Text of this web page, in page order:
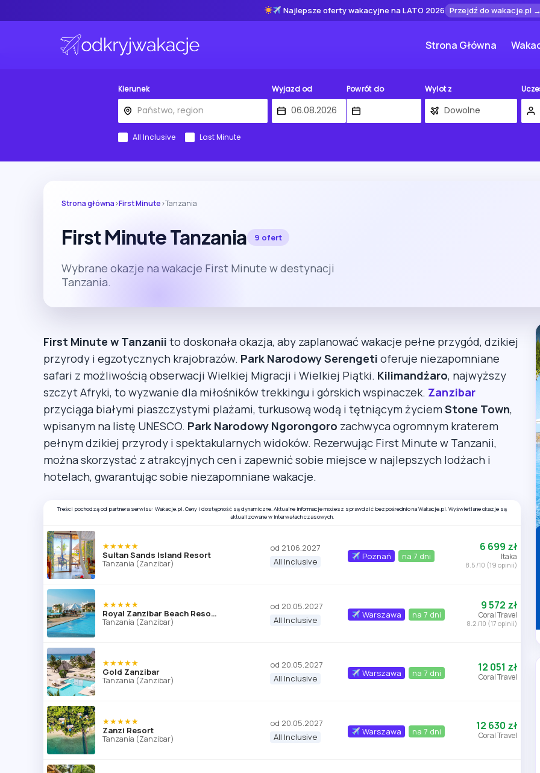
Najlepsze oferty wakacyjne na LATO 2026 Przejdź do wakacje.pl
Strona Główna
Kierunek Wyjazd od Powrót do Wylot z
All Inclusive Last Minute
Strona główna›First Minute›Tanzania
First Minute Tanzania 9 ofert
Wybrane okazje na wakacje First Minute w destynacji
Tanzania.
First Minute w Tanzanii to doskonała okazja, aby zaplanować wakacje pełne przygód, dzikiej
przyrody i egzotycznych krajobrazów. Park Narodowy Serengeti oferuje niezapomniane
safari z możliwością obserwacji Wielkiej Migracji i Wielkiej Piątki. Kilimandżaro, najwyższy
szczyt Afryki, to wyzwanie dla miłośników trekkingu i górskich wspinaczek. Zanzibar
przyciąga białymi piaszczystymi plażami, turkusową wodą i tętniącym życiemStone Town,
wpisanym na listę UNESCO. Park Narodowy Ngorongoro zachwyca ogromnym kraterem
pełnym dzikiej przyrody i spektakularnych widoków. Rezerwując First Minute w Tanzanii,
można skorzystać z atrakcyjnych cen i zapewnić sobie miejsce w najlepszych lodżach i
hotelach, gwarantując sobie niezapomniane wakacje.
Treści pochodzą od partnera serwisu: Wakacje.pl. Ceny i dostępność są dynamiczne. Aktualne informacje możesz sprawdzić bezpośrednio na Wakacje.pl. Wyświetlane okazje są
aktualizowane w interwałach czasowych.
★★★★★
Sultan Sands Island Resort
Tanzania (Zanzibar)
od 21.06.2027
All Inclusive
Poznań na 7 dni
6 699 zł
Itaka
8.5 /10 (19 opinii)
★★★★★
Royal Zanzibar Beach Resort
Tanzania (Zanzibar)
od 20.05.2027
All Inclusive
Warszawa na 7 dni
9 572 zł
Coral Travel
8.2 /10 (17 opinii)
★★★★★
Gold Zanzibar
Tanzania (Zanzibar)
od 20.05.2027
All Inclusive
Warszawa na 7 dni 12 051 zł
Coral Travel
★★★★★
Zanzi Resort
Tanzania (Zanzibar)
od 20.05.2027
All Inclusive
Warszawa na 7 dni 12 630 zł
Coral Travel